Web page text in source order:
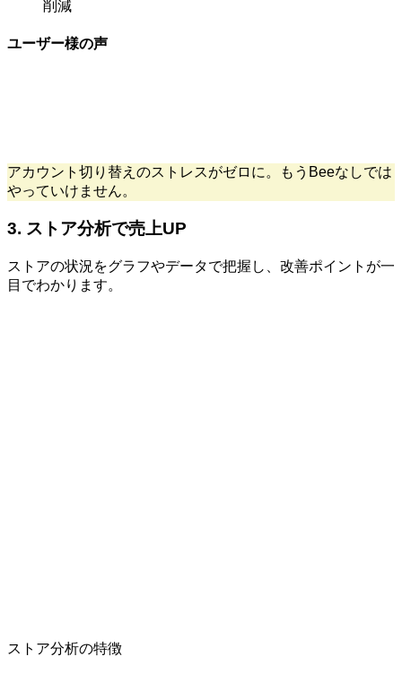
削減
ユーザー様の声
アカウント切り替えのストレスがゼロに。もうBeeなしでは
やっていけません。
3. ストア分析で売上UP
ストアの状況をグラフやデータで把握し、改善ポイントが一
目でわかります。
ストア分析の特徴